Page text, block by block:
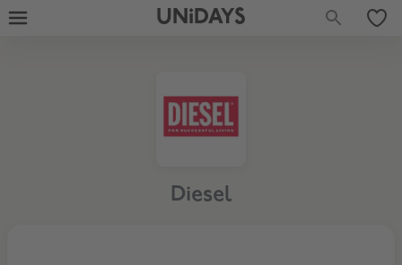
UNiDAYS
Diesel